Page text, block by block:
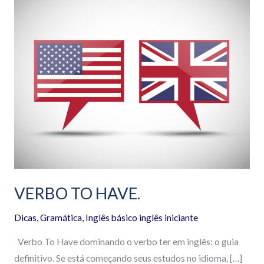
VERBO TO HAVE.
Dicas,Gramática, Inglês básico inglês iniciante
Verbo To Have dominando o verbo ter em inglês: o guia
definitivo. Se está começando seus estudos no idioma, […]